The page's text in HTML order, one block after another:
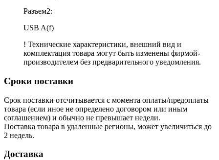
Разъем2:
USB A(f)
! Технические характеристики, внешний вид и
комплектация товара могут быть изменены фирмой-
производителем без предварительного уведомления.
Сроки поставки
Срок поставки отсчитывается с момента оплаты/предоплаты
товара (если иное не определено договором или иным
соглашением) и обычно не превышает недели.
Поставка товара в удаленные регионы, может увеличиться до
2 недель.
Доставка